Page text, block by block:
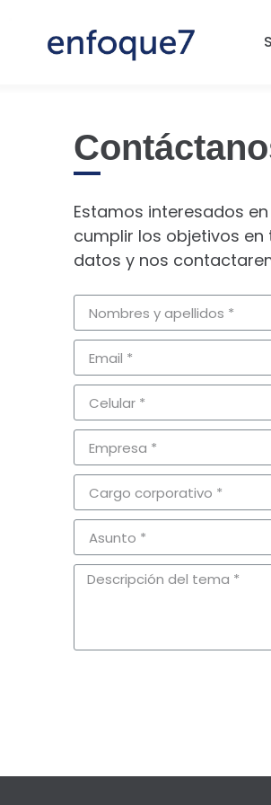
Estamos interesados
cumplir los objetivos
datos y nos